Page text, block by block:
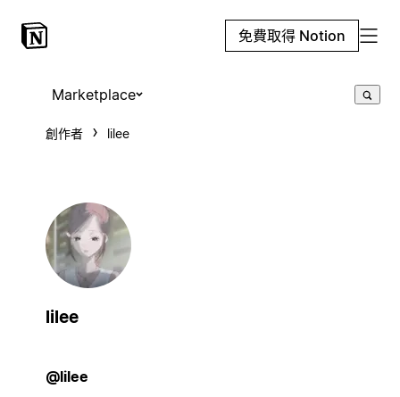
免費取得 Notion
Marketplace
創作者 lilee
lilee
@lilee